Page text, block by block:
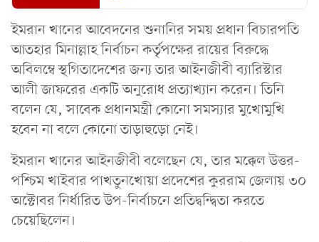
ইমরান খানের আবেদনের শুনানির সময় প্রধান বিচারপতি
আতহার মিনাল্লাহ নির্বাচন কর্তৃপক্ষের রায়ের বিরুদ্ধে
অবিলম্বে স্থগিতাদেশের জন্য তার আইনজীবী ব্যারিস্টার
আলী জাফরের একটি অনুরোধ প্রত্যাখ্যান করেন। তিনি
বলেন যে, সাবেক প্রধানমন্ত্রী কোনো সমস্যার মুখোমুখি
হবেন না বলে কোনো তাড়াহুড়ো নেই।
ইমরান খানের আইনজীবী বলেছেন যে, তার মক্কেল উত্তর-
পশ্চিম খাইবার পাখতুনখোয়া প্রদেশের কুররাম জেলায় ৩০
অক্টোবর নির্ধারিত উপ-নির্বাচনে প্রতিদ্বন্দ্বিতা করতে
চেয়েছিলেন।